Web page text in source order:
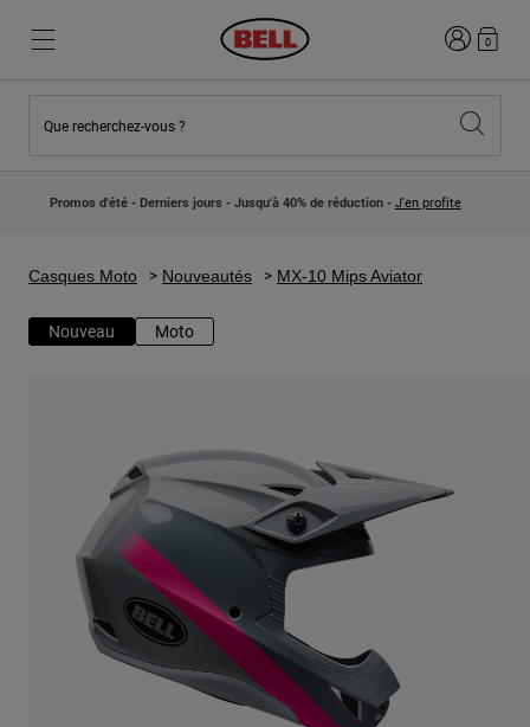
Nouveautés
Casques Motocross Enfant
Explorez Moto
Motocross
Adventure
Rétro
Pièces détachées
Nouveautés
Lifestyle
Route et Gravel
Urbain
BMX
Pièces détachées
Connexion
0
Que recherchez-vous ?
Promos d'été - Derniers jours - Jusqu'à 40% de réduction - J'en profite
Casques Moto Nouveautés MX-10 Mips Aviator
Nouveau Moto